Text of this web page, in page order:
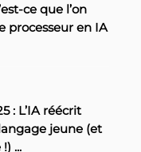
ce que l’on
processeur en IA
: L’IA réécrit
jeune (et
!) ...